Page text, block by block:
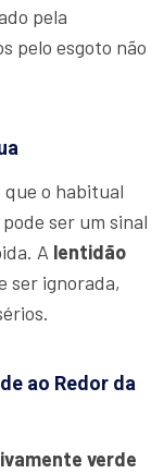
pela
pelo esgoto não
que o habitual
ser um sinal
A lentidão
ser ignorada,
ao Redor da
verde